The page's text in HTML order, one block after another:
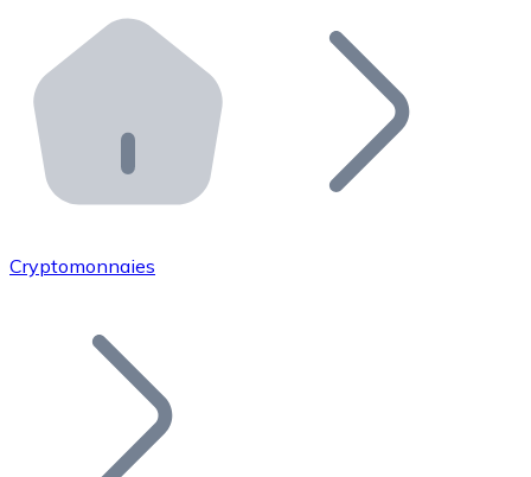
Distributeurs automatiques Bitnovo
Intégrez un ATM Bitnovo dans votre entreprise et
API Bitnovo
Intégrez notre API dans votre écosystème.
Rejoignez notre réseau de distributeurs et
Ajoutez le token de votre projet à notre service
Cryptomonnaies